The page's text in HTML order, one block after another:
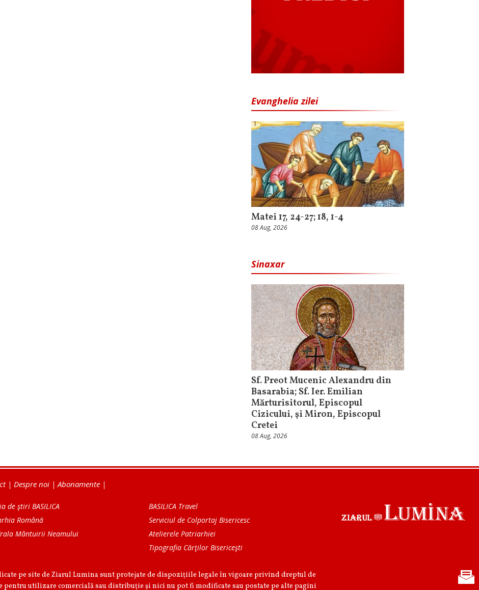
Evanghelia zilei
Matei 17, 24-27; 18, 1-4
08 Aug, 2026
Sinaxar
Sf. Preot Mucenic Alexandru din
Basarabia; Sf. Ier. Emilian
Mărturisitorul, Episcopul
Cizicului, şi Miron, Episcopul
Cretei
08 Aug, 2026
| Despre noi |Abonamente |
de ştiri BASILICA
Română
Mântuirii Neamului
BASILICA Travel
Serviciul de Colportaj Bisericesc
Atelierele Patriarhiei
Tipografia Cărţilor Bisericeşti
pe site de Ziarul Lumina sunt protejate de dispoziţiile legale în vigoare privind dreptul de
pentru utilizare comercială sau distribuţie şi nici nu pot fi modificate sau postate pe alte pagini